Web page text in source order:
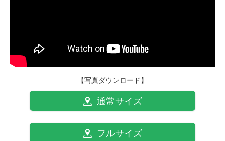
【写真ダウンロード】
通常サイズ
フルサイズ